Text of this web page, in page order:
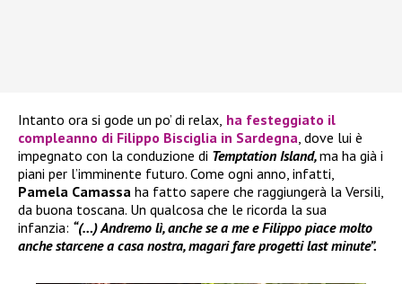
Intanto ora si gode un po’ di relax, ha festeggiato il
compleanno di Filippo Bisciglia in Sardegna, dove lui è
impegnato con la conduzione di Temptation Island,ma ha già i
piani per l’imminente futuro. Come ogni anno, infatti,
Pamela Camassa ha fatto sapere che raggiungerà la Versili,
da buona toscana. Un qualcosa che le ricorda la sua
infanzia: “(…) Andremo lì, anche se a me e Filippo piace molto
anche starcene a casa nostra, magari fare progetti last minute”.